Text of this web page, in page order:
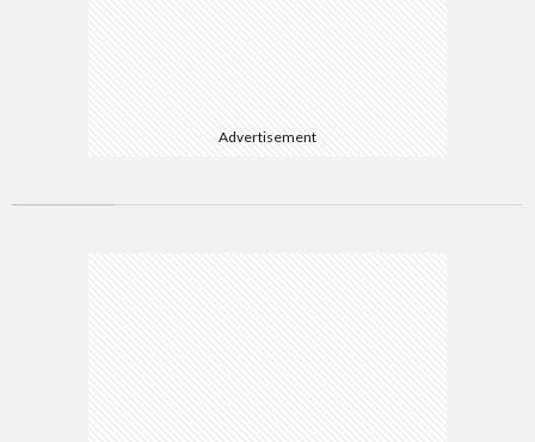
Advertisement